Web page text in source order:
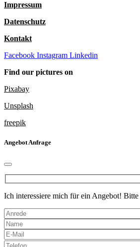
Impressum
Datenschutz
Kontakt
Facebook Instagram Linkedin
Find our pictures on
Pixabay
Unsplash
freepik
Angebot Anfrage
Ich interessiere mich für ein Angebot!
Bitte